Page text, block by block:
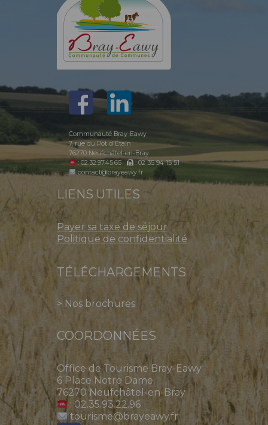
Communauté Bray-Eawy
7, rue du Pot d'Étain
76270 Neufchâtel-en-Bray
: 02.32.97.45.65
: 02 35 94 15 51
contact@brayeawy.fr
LIENS UTILES
Payer sa taxe de séjour
Politique de confidentialité
TÉLÉCHARGEMENTS
> Nos brochures
COORDONNÉES
Office de Tourisme Bray-Eawy
6 Place Notre Dame
76270 Neufchâtel-en-Bray
: 02.35.93.22.96
tourisme@brayeawy.fr